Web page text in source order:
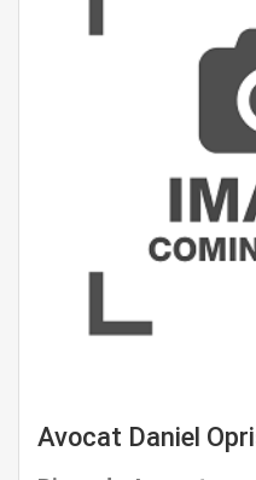
Avocat Daniel